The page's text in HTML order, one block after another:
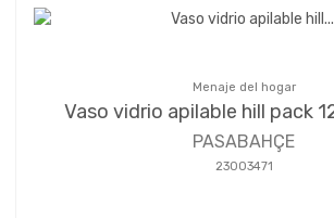
Menaje del hogar
Vaso vidrio apilable hill pack
PASABAHÇE
23003471